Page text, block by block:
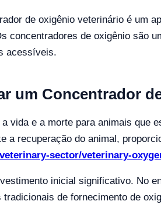
de oxigênio veterinário é um
de oxigênio são
acessíveis.
um Concentrador
vida e a morte para animais que
a recuperação do animal,
sector/veterinary-
inicial significativo. No
de fornecimento de